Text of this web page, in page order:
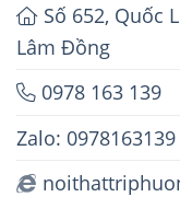
Số 652, Quốc
Lâm Đồng
0978 163 139
Zalo: 0978163139